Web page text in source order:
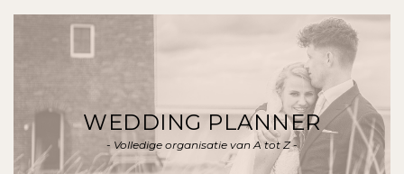
WEDDING PLANNER
- Volledige organisatie van A tot Z -